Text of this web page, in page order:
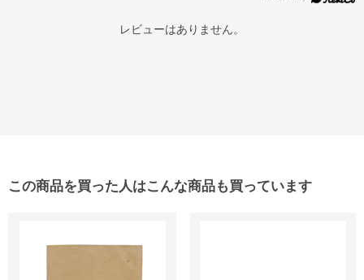
レビューはありません。
この商品を買った人はこんな商品も買っています